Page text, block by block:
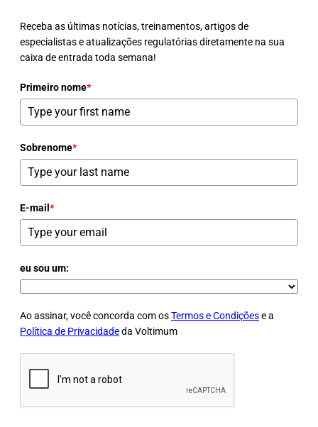
Receba as últimas notícias, treinamentos, artigos de
especialistas e atualizações regulatórias diretamente na sua
caixa de entrada toda semana!
Primeiro nome*
Sobrenome*
E-mail *
eu sou um:
Ao assinar, você concorda com osTermos e Condiçõese a
Política de Privacidadeda Voltimum